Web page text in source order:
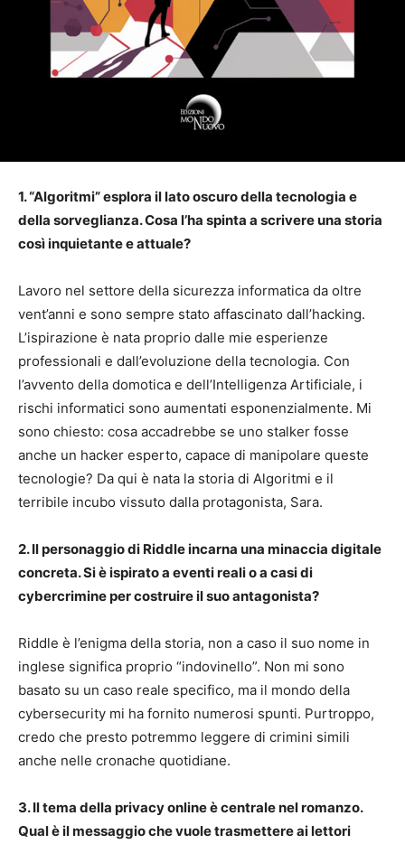
1. “Algoritmi” esplora il lato oscuro della tecnologia e
della sorveglianza. Cosa l’ha spinta a scrivere una storia
così inquietante e attuale?
Lavoro nel settore della sicurezza informatica da oltre
vent’anni e sono sempre stato affascinato dall’hacking.
L’ispirazione è nata proprio dalle mie esperienze
professionali e dall’evoluzione della tecnologia. Con
l’avvento della domotica e dell’Intelligenza Artificiale, i
rischi informatici sono aumentati esponenzialmente. Mi
sono chiesto: cosa accadrebbe se uno stalker fosse
anche un hacker esperto, capace di manipolare queste
tecnologie? Da qui è nata la storia di Algoritmi e il
terribile incubo vissuto dalla protagonista, Sara.
2. Il personaggio di Riddle incarna una minaccia digitale
concreta. Si è ispirato a eventi reali o a casi di
cybercrimine per costruire il suo antagonista?
Riddle è l’enigma della storia, non a caso il suo nome in
inglese significa proprio “indovinello”. Non mi sono
basato su un caso reale specifico, ma il mondo della
cybersecurity mi ha fornito numerosi spunti. Purtroppo,
credo che presto potremmo leggere di crimini simili
anche nelle cronache quotidiane.
3. Il tema della privacy online è centrale nel romanzo.
Qual è il messaggio che vuole trasmettere ai lettori